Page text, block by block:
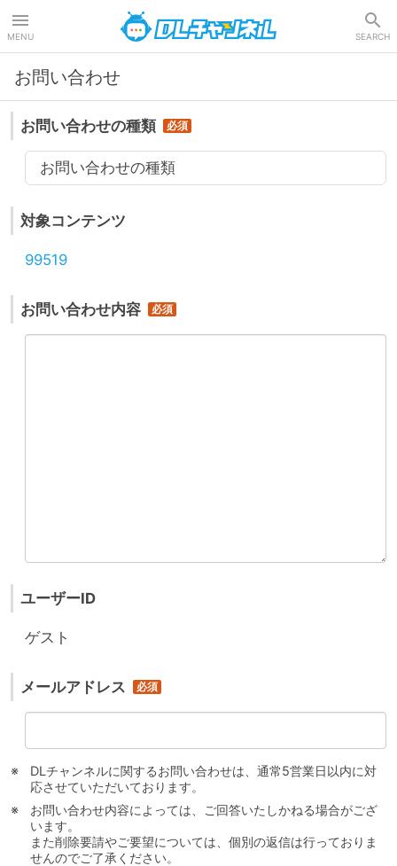
MENU SEARCH
お問い合わせ
お問い合わせの種類
お問い合わせの種類
対象コンテンツ
99519
お問い合わせ内容
ユーザーID
ゲスト
メールアドレス
DLチャンネルに関するお問い合わせは、通常5営業日以内に対
応させていただいております。
お問い合わせ内容によっては、ご回答いたしかねる場合がござ
います。
また削除要請やご要望については、個別の返信は行っておりま
せんのでご了承ください。